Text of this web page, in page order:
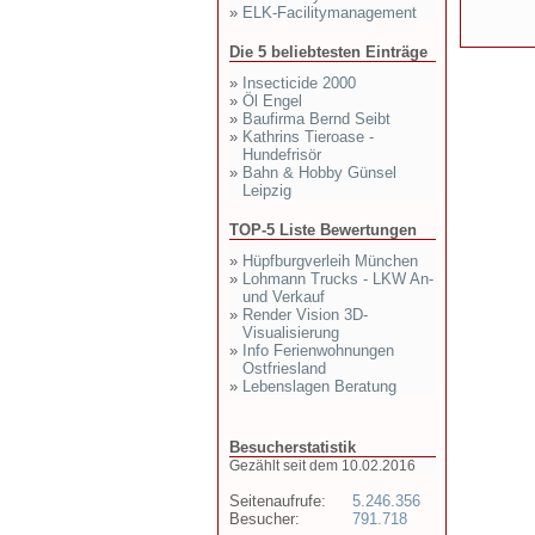
» ELK-Facilitymanagement
Die 5 beliebtesten Einträge
» Insecticide 2000
» Öl Engel
» Baufirma Bernd Seibt
» Kathrins Tieroase -
Hundefrisör
» Bahn & Hobby Günsel
Leipzig
TOP-5 Liste Bewertungen
» Hüpfburgverleih München
» Lohmann Trucks - LKW An-
und Verkauf
» Render Vision 3D-
Visualisierung
» Info Ferienwohnungen
Ostfriesland
» Lebenslagen Beratung
Besucherstatistik
Gezählt seit dem 10.02.2016
Seitenaufrufe:
Besucher:
5.246.356
791.718